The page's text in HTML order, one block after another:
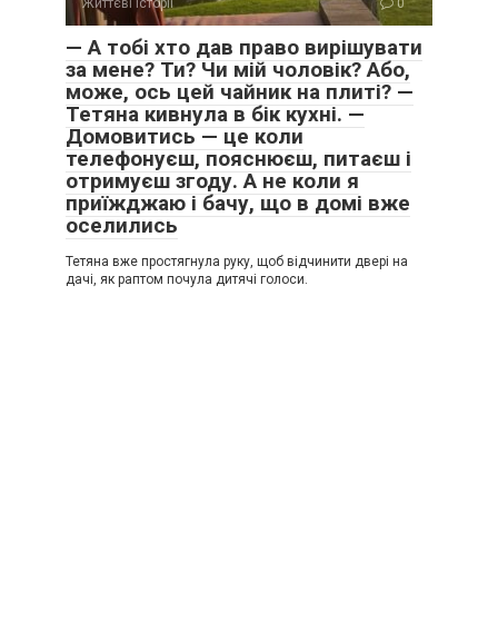
Життєві історії 0
— А тобі хто дав право вирішувати
за мене? Ти? Чи мій чоловік? Або,
може, ось цей чайник на плиті? —
Тетяна кивнула в бік кухні. —
Домовитись — це коли
телефонуєш, пояснюєш, питаєш і
отримуєш згоду. А не коли я
приїжджаю і бачу, що в домі вже
оселились
Тетяна вже простягнула руку, щоб відчинити двері на
дачі, як раптом почула дитячі голоси.